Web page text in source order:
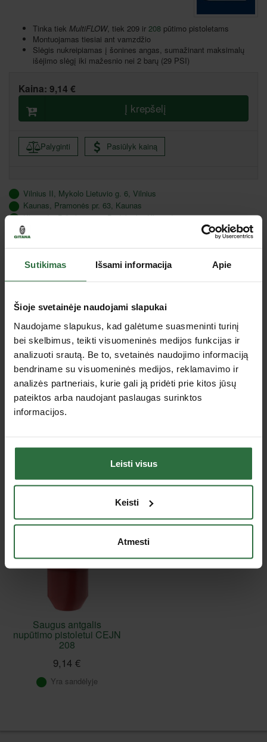
Sutikimas Išsami informacija Apie
Šioje svetainėje naudojami slapukai
Naudojame slapukus, kad galėtume suasmeninti turinį
bei skelbimus, teikti visuomeninės medijos funkcijas ir
analizuoti srautą. Be to, svetainės naudojimo informaciją
bendriname su visuomeninės medijos, reklamavimo ir
analizės partneriais, kurie gali ją pridėti prie kitos jūsų
pateiktos arba naudojant paslaugas surinktos
informacijos.
Leisti visus
Keisti
Atmesti
Tinka tiek MultiFLOW, tiek 209 ir 208 pūtimo pistoletams
Montuojamas tiesiai ant vamzdžio
Slėgis nukreipiamas į šonines angas, sumažinant maksimalų
išėjimo slėgį iki mažesnio nei 2 barų (29 PSI)
Kaina: 9,14 €
Į krepšelį
Palyginti Pasiūlyk kainą
Vilnius II, Mykolo Lietuvio g. 6, Vilnius
Kaunas, Pramonės pr. 63, Kaunas
Klaipėda, Bičiulių g. 32, Budrikų k., Klaipėdos raj.
Šiauliai, Metalistų g. 6c, Šiauliai
Panevėžys, J. Janonio 2B, Panevėžys
Specifikacija
Tipas Priedai
Jus dominančios panašios prekės
Peržiūrėtos prekės
Saugus antgalis
nupūtimo pistoletui CEJN
208
9,14 €
Yra sandėlyje